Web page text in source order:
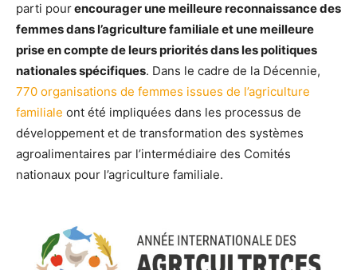
parti pourencourager une meilleure reconnaissance des
femmes dans l’agriculture familiale et une meilleure
prise en compte de leurs priorités dans les politiques
nationales spécifiques. Dans le cadre de la Décennie,
770 organisations de femmes issues de l’agriculture
familiale ont été impliquées dans les processus de
développement et de transformation des systèmes
agroalimentaires par l’intermédiaire des Comités
nationaux pour l’agriculture familiale.